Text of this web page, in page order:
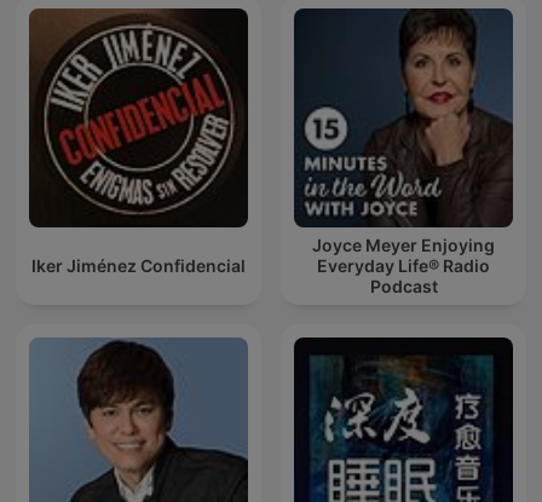
Iker Jiménez Confidencial
Joyce Meyer Enjoying
Everyday Life® Radio
Podcast